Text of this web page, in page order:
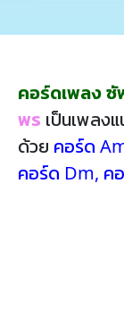
คอร์ดเพลง
พร เป็นเพลง
ด้วย คอร์ด
คอร์ด Dm, ค